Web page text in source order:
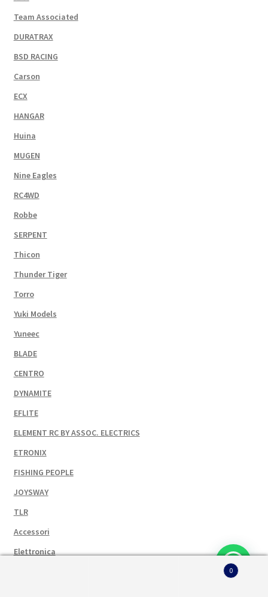
Team Associated
DURATRAX
BSD RACING
Carson
ECX
HANGAR
Huina
MUGEN
Nine Eagles
RC4WD
Robbe
SERPENT
Thicon
Thunder Tiger
Torro
Yuki Models
Yuneec
BLADE
CENTRO
DYNAMITE
EFLITE
ELEMENT RC BY ASSOC. ELECTRICS
ETRONIX
FISHING PEOPLE
JOYSWAY
TLR
Accessori
Elettronica
0